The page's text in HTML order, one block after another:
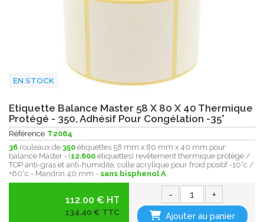
EN STOCK
Etiquette Balance Master 58 X 80 X 40 Thermique
Protégé - 350, Adhésif Pour Congélation -35°
Référence T2064
36 rouleaux de 350 étiquettes 58 mm x 80 mm x 40 mm pour
balance Master - (12.600 étiquettes) revêtement thermique protégé /
TOP anti-gras et anti-humidité, colle acrylique pour froid positif -10°c /
+60°c - Mandrin 40 mm - sans bisphenol A.
112.00 € HT
134,40 € TTC
- +
Ajouter au panier